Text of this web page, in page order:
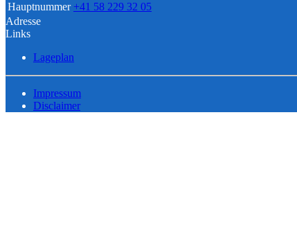
Hauptnummer +41 58 229 32 05
Adresse
Links
Lageplan
Impressum
Disclaimer